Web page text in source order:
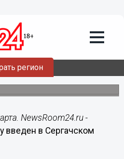
регион
введен в
в Сергачском районе в
NewsRoom24.ru -
введен в Сергачском